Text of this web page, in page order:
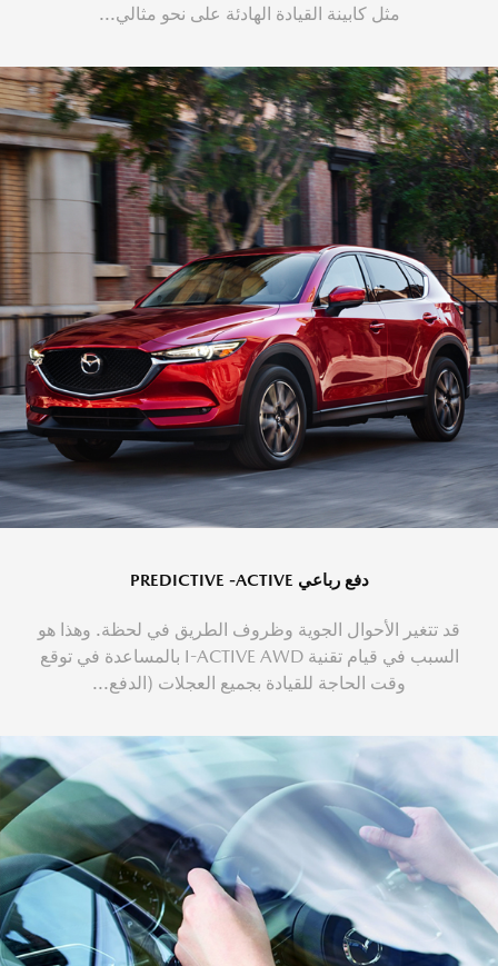
مثل كابينة القيادة الهادئة على نحو مثالي...
دفع رباعي PREDICTIVE -ACTIVE
قد تتغير الأحوال الجوية وظروف الطريق في لحظة. وهذا هو
السبب في قيام تقنية I-ACTIVE AWD بالمساعدة في توقع
وقت الحاجة للقيادة بجميع العجلات (الدفع...